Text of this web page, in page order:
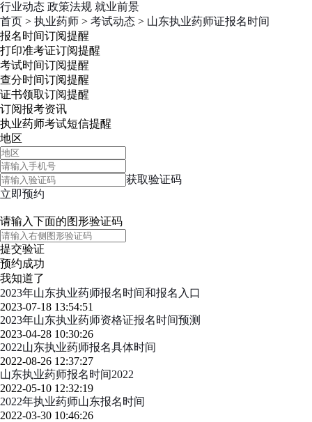
行业动态 政策法规 就业前景
首页 > 执业药师 > 考试动态 > 山东执业药师证报名时间
报名时间订阅提醒
打印准考证订阅提醒
考试时间订阅提醒
查分时间订阅提醒
证书领取订阅提醒
订阅报考资讯
执业药师考试短信提醒
地区
获取验证码
立即预约
请输入下面的图形验证码
提交验证
预约成功
我知道了
2023年山东执业药师报名时间和报名入口
2023-07-18 13:54:51
2023年山东执业药师资格证报名时间预测
2023-04-28 10:30:26
2022山东执业药师报名具体时间
2022-08-26 12:37:27
山东执业药师报名时间2022
2022-05-10 12:32:19
2022年执业药师山东报名时间
2022-03-30 10:46:26